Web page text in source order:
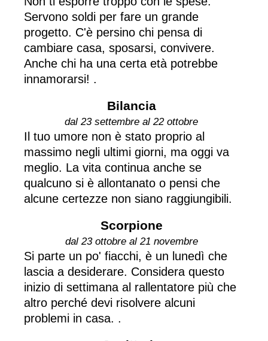
Servono soldi per fare un grande
progetto. C'è persino chi pensa di
cambiare casa, sposarsi, convivere.
Anche chi ha una certa età potrebbe
innamorarsi! .
Bilancia
dal 23 settembre al 22 ottobre
Il tuo umore non è stato proprio al
massimo negli ultimi giorni, ma oggi va
meglio. La vita continua anche se
qualcuno si è allontanato o pensi che
alcune certezze non siano raggiungibili.
Scorpione
dal 23 ottobre al 21 novembre
Si parte un po' fiacchi, è un lunedì che
lascia a desiderare. Considera questo
inizio di settimana al rallentatore più che
altro perché devi risolvere alcuni
problemi in casa. .